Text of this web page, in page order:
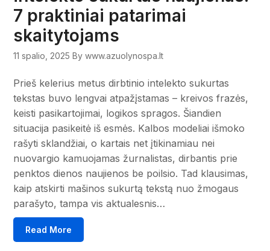
7 praktiniai patarimai
skaitytojams
11 spalio, 2025 By www.azuolynospa.lt
Prieš kelerius metus dirbtinio intelekto sukurtas
tekstas buvo lengvai atpažįstamas – kreivos frazės,
keisti pasikartojimai, logikos spragos. Šiandien
situacija pasikeitė iš esmės. Kalbos modeliai išmoko
rašyti sklandžiai, o kartais net įtikinamiau nei
nuovargio kamuojamas žurnalistas, dirbantis prie
penktos dienos naujienos be poilsio. Tad klausimas,
kaip atskirti mašinos sukurtą tekstą nuo žmogaus
parašyto, tampa vis aktualesnis…
Read More